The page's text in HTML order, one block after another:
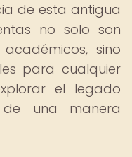
de esta antigua
no solo son
sino
para cualquier
el legado
una manera